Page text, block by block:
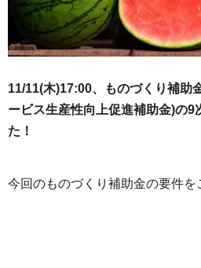
11/11(木)17:00、ものづくり補助
ービス生産性向上促進補助金)の9
た！
今回のものづくり補助金の要件を